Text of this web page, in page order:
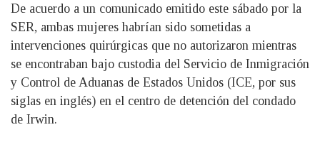
De acuerdo a un comunicado emitido este sábado por la
SER, ambas mujeres habrían sido sometidas a
intervenciones quirúrgicas que no autorizaron mientras
se encontraban bajo custodia del Servicio de Inmigración
y Control de Aduanas de Estados Unidos (ICE, por sus
siglas en inglés) en el centro de detención del condado
de Irwin.